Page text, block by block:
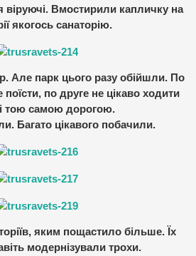
віруючі. Вмостирили капличку на
якогось санаторію.
Але парк цього разу обійшли. По
по друге не цікаво ходити
тою самою дорогою.
Багато цікавого побачили.
яким пощастило більше. Їх
модернізували трохи.